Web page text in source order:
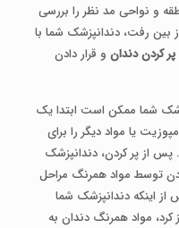
و نواحی مد نظر را بررسی
بین رفت، دندانپزشک شما با
پر کردن دندانو قرار دادن
شما ممکن است ابتدا یک
یا مواد دیگر را برای
از پر کردن، دندانپزشک
توسط مواد همرنگ مراحل
از اینکه دندانپزشک شما
کرد، مواد همرنگ دندان به